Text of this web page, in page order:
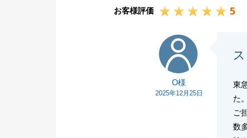
お客様評価 5
O様
2025年12月25日
東
た。
ご
数